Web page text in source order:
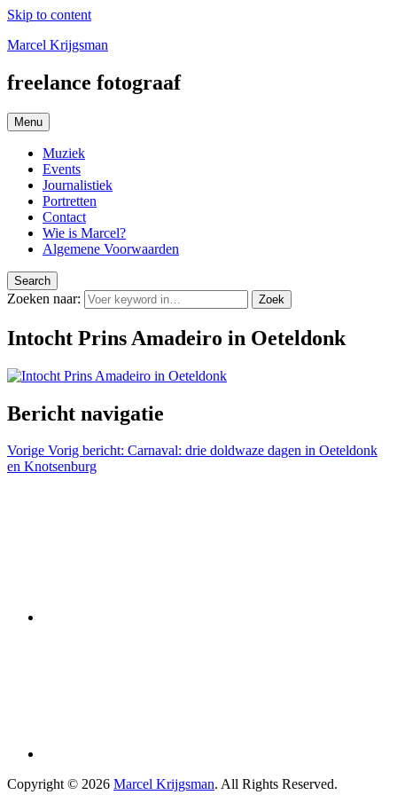
Skip to content
Marcel Krijgsman
freelance fotograaf
Menu
Muziek
Events
Journalistiek
Portretten
Contact
Wie is Marcel?
Algemene Voorwaarden
Search
Zoeken naar: Zoek
Intocht Prins Amadeiro in Oeteldonk
Bericht navigatie
Vorige Vorig bericht: Carnaval: drie doldwaze dagen in Oeteldonk
en Knotsenburg
Copyright © 2026 Marcel Krijgsman. All Rights Reserved.